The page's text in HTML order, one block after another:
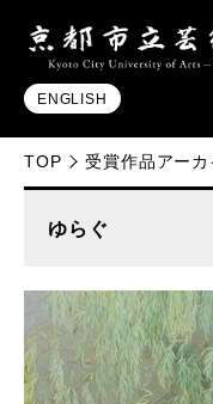
ENGLISH
TOP 受賞作品アーカ
ゆらぐ